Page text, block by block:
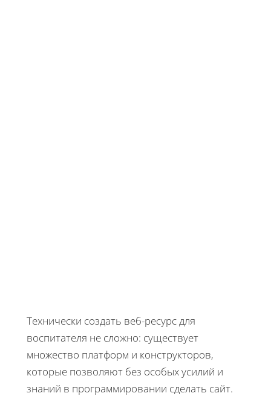
Технически создать веб-ресурс для
воспитателя не сложно: существует
множество платформ и конструкторов,
которые позволяют без особых усилий и
знаний в программировании сделать сайт.